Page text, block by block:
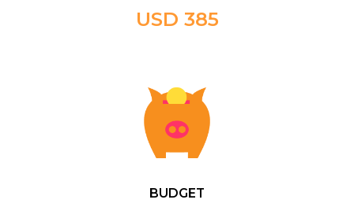
USD 385
BUDGET